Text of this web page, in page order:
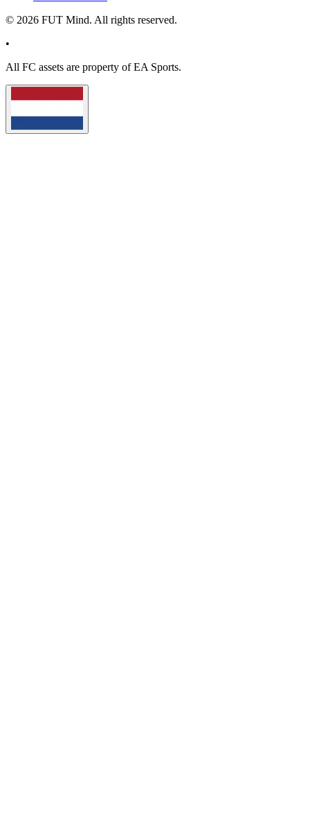
© 2026 FUT Mind. All rights reserved.
•
All FC assets are property of EA Sports.